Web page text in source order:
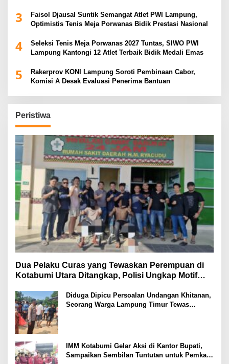
3
Faisol Djausal Suntik Semangat Atlet PWI Lampung,
Optimistis Tenis Meja Porwanas Bidik Prestasi Nasional
4
Seleksi Tenis Meja Porwanas 2027 Tuntas, SIWO PWI
Lampung Kantongi 12 Atlet Terbaik Bidik Medali Emas
5
Rakerprov KONI Lampung Soroti Pembinaan Cabor,
Komisi A Desak Evaluasi Penerima Bantuan
Peristiwa
Dua Pelaku Curas yang Tewaskan Perempuan di
Kotabumi Utara Ditangkap, Polisi Ungkap Motif
Diduga Dipicu Persoalan Undangan Khitanan,
Seorang Warga Lampung Timur Tewas
IMM Kotabumi Gelar Aksi di Kantor Bupati,
Sampaikan Sembilan Tuntutan untuk Pemkab